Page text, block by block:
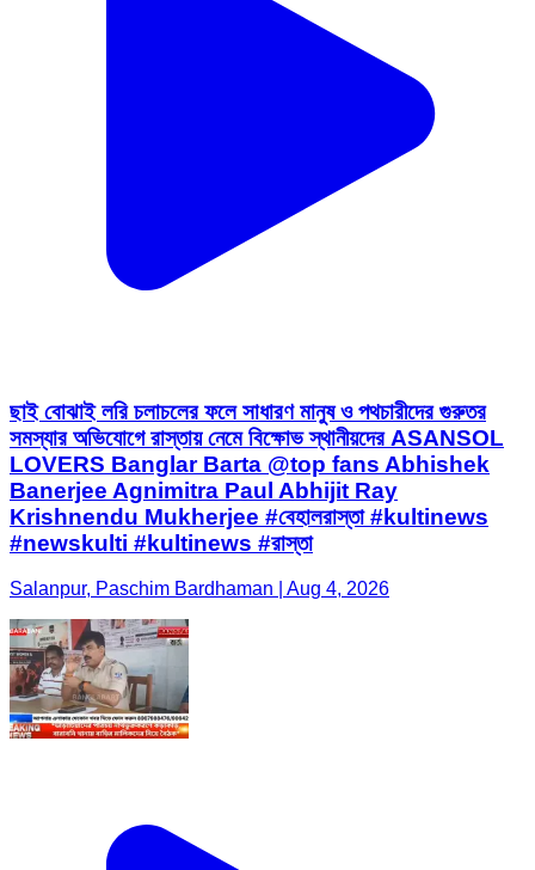
ছাই বোঝাই লরি চলাচলের ফলে সাধারণ মানুষ ও পথচারীদের গুরুতর
সমস্যার অভিযোগে রাস্তায় নেমে বিক্ষোভ স্থানীয়দের ASANSOL
LOVERS Banglar Barta @top fans Abhishek
Banerjee Agnimitra Paul Abhijit Ray
Krishnendu Mukherjee #বেহালরাস্তা #kultinews
#newskulti #kultinews #রাস্তা
Salanpur, Paschim Bardhaman | Aug 4, 2026